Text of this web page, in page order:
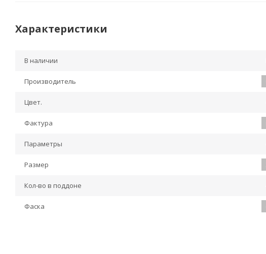
Характеристики
В наличии
Производитель
Цвет.
Фактура
Параметры
Размер
Кол-во в поддоне
Фаска